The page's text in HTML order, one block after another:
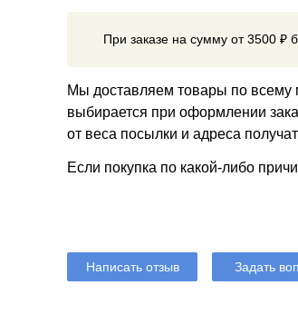
При заказе на сумму от 3500 ₽
Мы доставляем товары по всему
выбирается при оформлении
от веса посылки и адреса
Если покупка по какой-либо
Написать отзыв Задать